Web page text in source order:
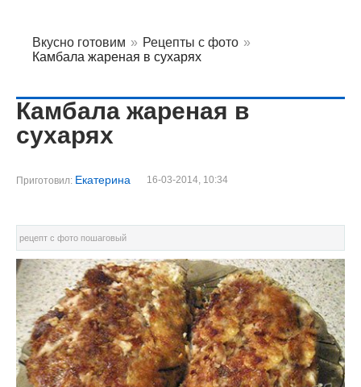
Вкусно готовим » Рецепты с фото »
Камбала жареная в сухарях
Камбала жареная в
сухарях
Приготовил: Екатерина 16-03-2014, 10:34
рецепт с фото пошаговый